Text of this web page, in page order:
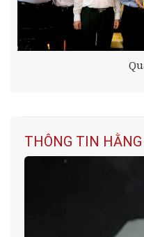
THÔNG TIN HẰNG